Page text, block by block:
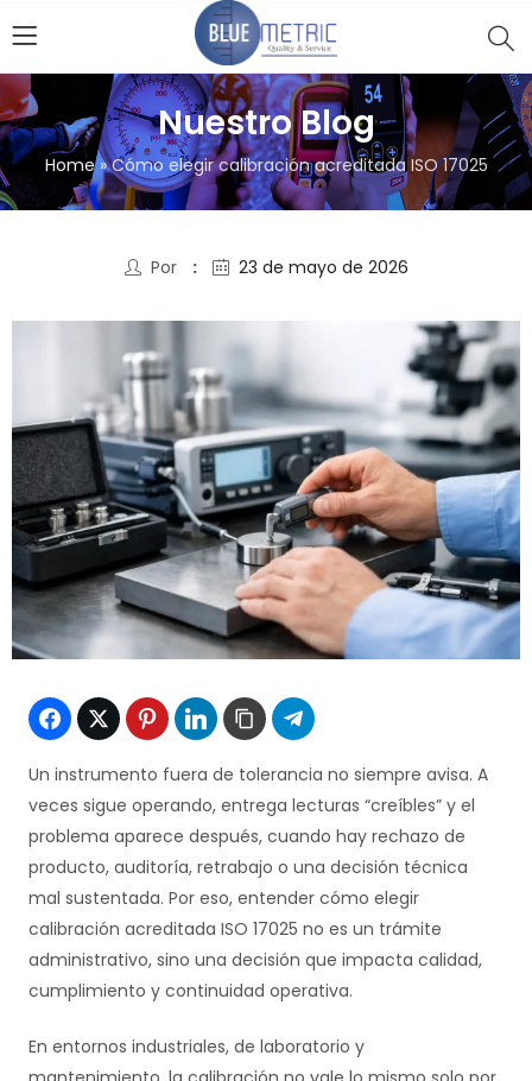
Nuestro Blog
Home»Cómo elegir calibración acreditada ISO 17025
Por 23 de mayo de 2026
Un instrumento fuera de tolerancia no siempre avisa. A
veces sigue operando, entrega lecturas “creíbles” y el
problema aparece después, cuando hay rechazo de
producto, auditoría, retrabajo o una decisión técnica
mal sustentada. Por eso, entender cómo elegir
calibración acreditada ISO 17025 no es un trámite
administrativo, sino una decisión que impacta calidad,
cumplimiento y continuidad operativa.
En entornos industriales, de laboratorio y